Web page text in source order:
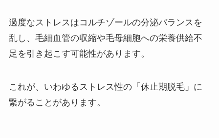
過度なストレスはコルチゾールの分泌バランスを
乱し、毛細血管の収縮や毛母細胞への栄養供給不
足を引き起こす可能性があります。
これが、いわゆるストレス性の「休止期脱毛」に
繋がることがあります。